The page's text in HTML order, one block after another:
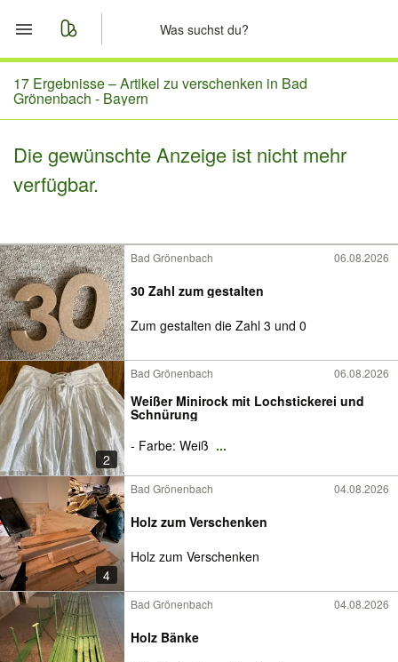
Start
Merkliste
Nachrichten
17 Ergebnisse –Artikel zu verschenken in Bad
Grönenbach - Bayern
Die gewünschte Anzeige ist nicht mehr
verfügbar.
Bad Grönenbach 06.08.2026
30 Zahl zum gestalten
Zum gestalten die Zahl 3 und 0
2
Bad Grönenbach 06.08.2026
Weißer Minirock mit Lochstickerei und
Schnürung
- Farbe: Weiß ...
4
Bad Grönenbach 04.08.2026
Holz zum Verschenken
Holz zum Verschenken
Bad Grönenbach 04.08.2026
Holz Bänke